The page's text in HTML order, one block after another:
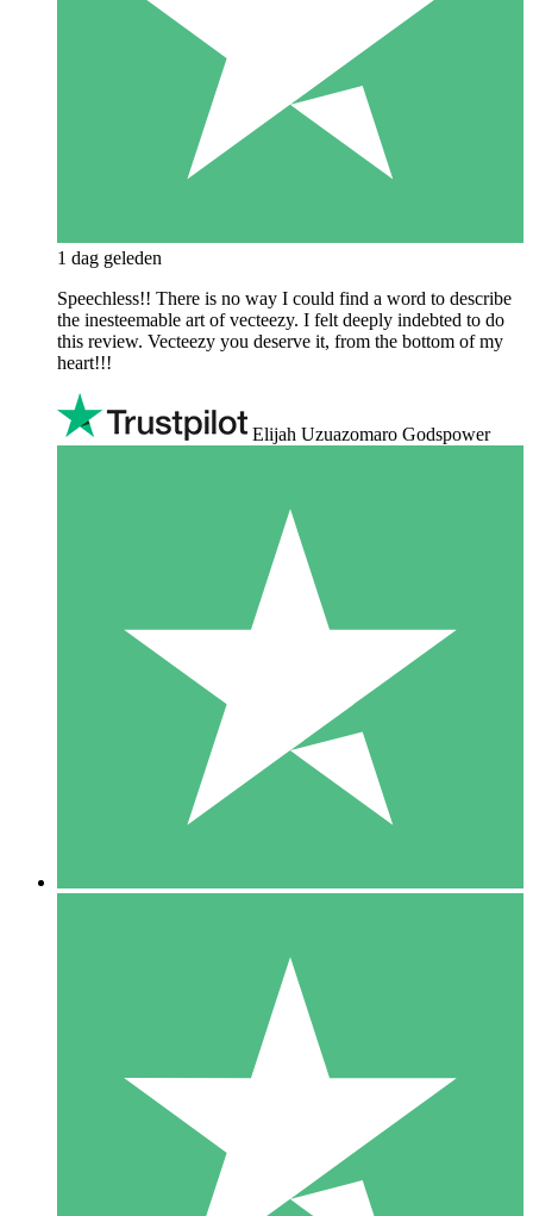
1 dag geleden
Speechless!! There is no way I could find a word to describe
the inesteemable art of vecteezy. I felt deeply indebted to do
this review. Vecteezy you deserve it, from the bottom of my
heart!!!
Elijah Uzuazomaro Godspower